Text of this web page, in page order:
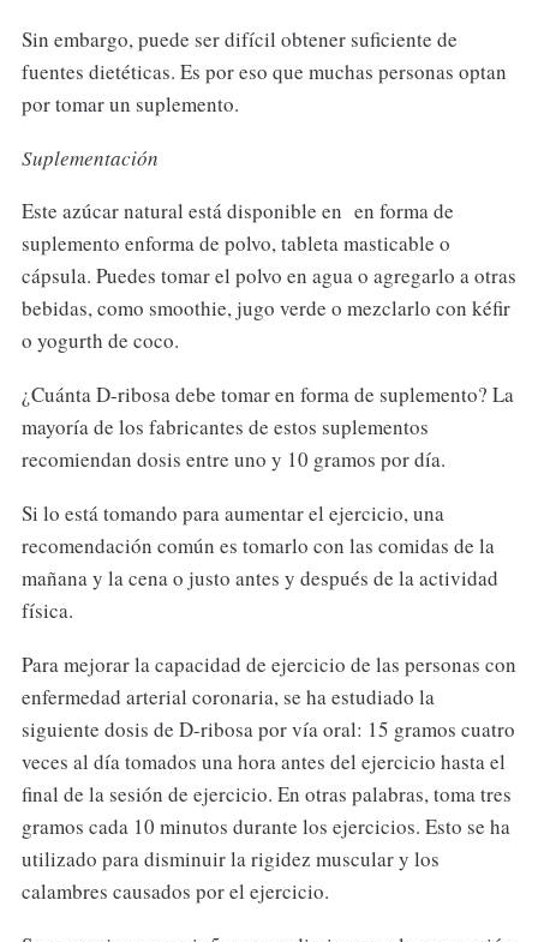
Sin embargo, puede ser difícil obtener suficiente de
fuentes dietéticas. Es por eso que muchas personas optan
por tomar un suplemento.
Suplementación
Este azúcar natural está disponible en en forma de
suplemento enforma de polvo, tableta masticable o
cápsula. Puedes tomar el polvo en agua o agregarlo a otras
bebidas, como smoothie, jugo verde o mezclarlo con kéfir
o yogurth de coco.
¿Cuánta D-ribosa debe tomar en forma de suplemento? La
mayoría de los fabricantes de estos suplementos
recomiendan dosis entre uno y 10 gramos por día.
Si lo está tomando para aumentar el ejercicio, una
recomendación común es tomarlo con las comidas de la
mañana y la cena o justo antes y después de la actividad
física.
Para mejorar la capacidad de ejercicio de las personas con
enfermedad arterial coronaria, se ha estudiado la
siguiente dosis de D-ribosa por vía oral: 15 gramos cuatro
veces al día tomados una hora antes del ejercicio hasta el
final de la sesión de ejercicio. En otras palabras, toma tres
gramos cada 10 minutos durante los ejercicios. Esto se ha
utilizado para disminuir la rigidez muscular y los
calambres causados ​​por el ejercicio.